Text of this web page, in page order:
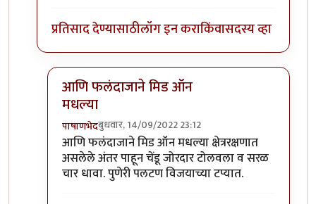
प्रतिसाद देण्यासाठीलॉग इन कराकिंवासदस्य व्हा
आणि फलंदाजाने मिड ऑन
मधल्या
पाषाणभेदबुधवार, 14/09/2022 23:12
In reply toपरवा पुण्यातून कात्रजमार्गेbyश्रीगुरुजी
आणि फलंदाजाने मिड ऑन मधल्या क्षेत्ररक्षणात
असलेले अंतर पाहून चेंडू जोरदार टोलवला व सरळ
चार धावा. पुणेरी पलटण विजयाच्या टप्यात.